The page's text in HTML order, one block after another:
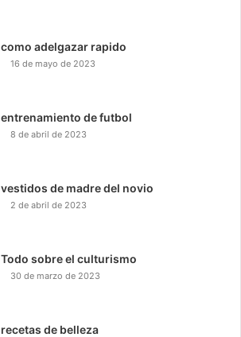
como adelgazar rapido
16 de mayo de 2023
entrenamiento de futbol
8 de abril de 2023
vestidos de madre del novio
2 de abril de 2023
Todo sobre el culturismo
30 de marzo de 2023
recetas de belleza